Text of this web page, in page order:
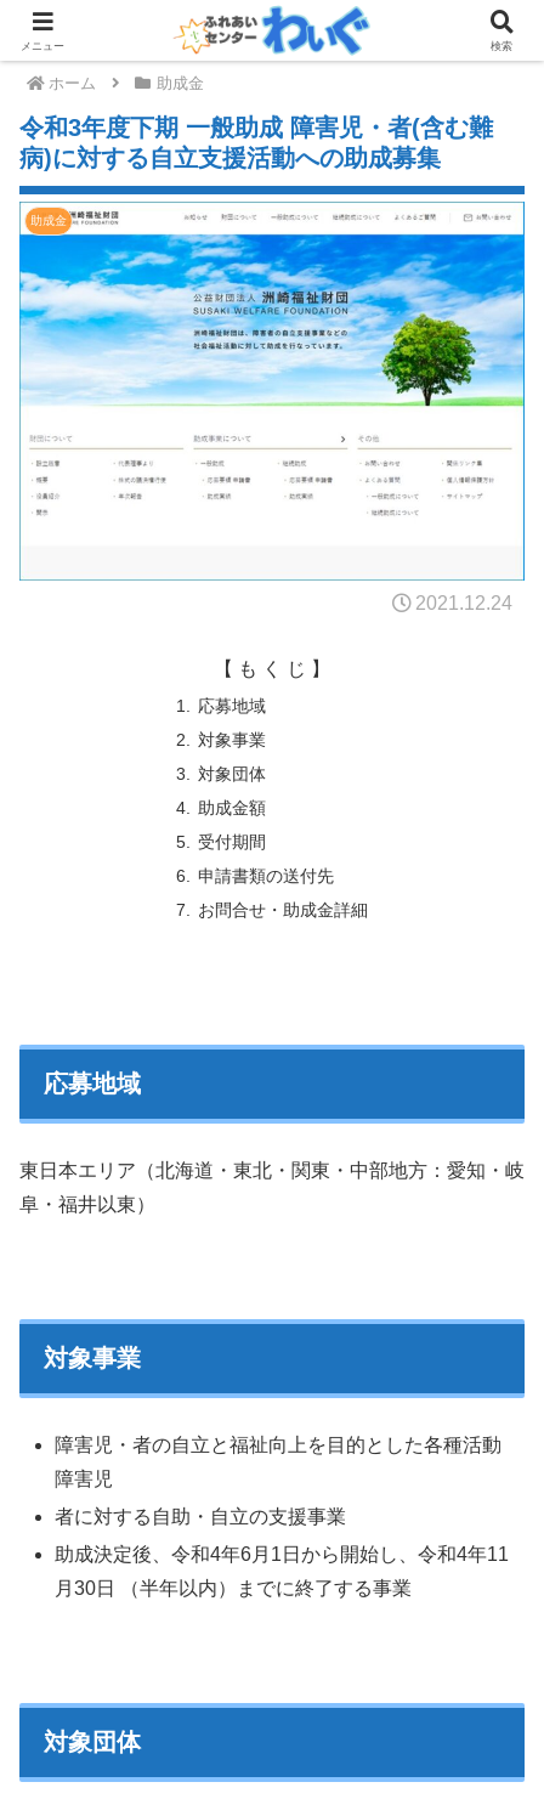
ホーム 助成金
令和3年度下期 一般助成 障害児・者(含む難
病)に対する自立支援活動への助成募集
助成金
2021.12.24
【 も く じ 】
応募地域
対象事業
対象団体
助成金額
受付期間
申請書類の送付先
お問合せ・助成金詳細
応募地域
東日本エリア（北海道・東北・関東・中部地方：愛知・岐
阜・福井以東）
対象事業
障害児・者の自立と福祉向上を目的とした各種活動
障害児
者に対する自助・自立の支援事業
助成決定後、令和4年6月1日から開始し、令和4年11
月30日 （半年以内）までに終了する事業
対象団体
メニュー 検索